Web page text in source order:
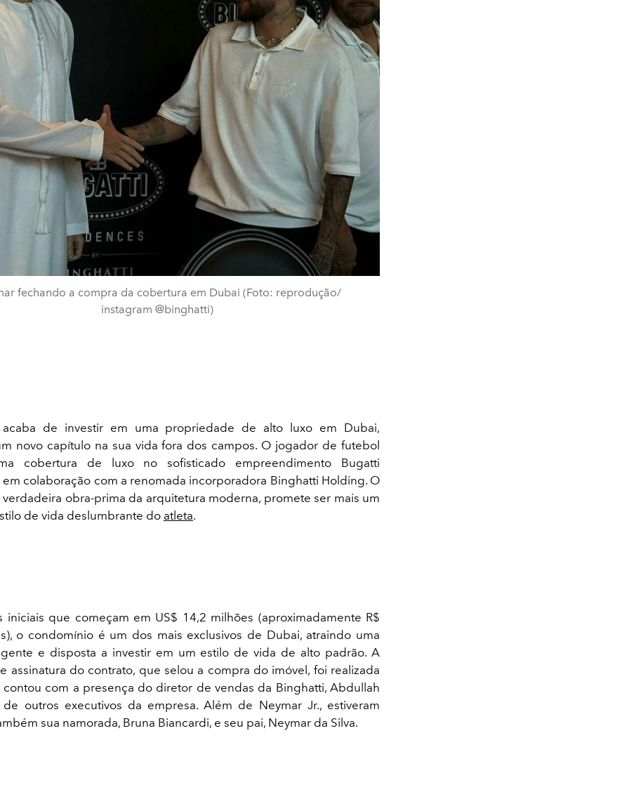
fechando a compra da cobertura em Dubai (Foto: reprodução/
instagram @binghatti)
de investir em uma propriedade de alto luxo em Dubai,
novo capítulo na sua vida fora dos campos. O jogador de futebol
cobertura de luxo no sofisticado empreendimento Bugatti
em colaboração com a renomada incorporadora Binghatti Holding. O
verdadeira obra-prima da arquitetura moderna, promete ser mais um
de vida deslumbrante do atleta.
iniciais que começam em US$ 14,2 milhões (aproximadamente R$
o condomínio é um dos mais exclusivos de Dubai, atraindo uma
e disposta a investir em um estilo de vida de alto padrão. A
assinatura do contrato, que selou a compra do imóvel, foi realizada
com a presença do diretor de vendas da Binghatti, Abdullah
outros executivos da empresa. Além de Neymar Jr., estiveram
sua namorada, Bruna Biancardi, e seu pai, Neymar da Silva.